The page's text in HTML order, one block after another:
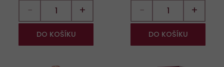
− +
DO KOŠÍKU
− +
DO KOŠÍKU